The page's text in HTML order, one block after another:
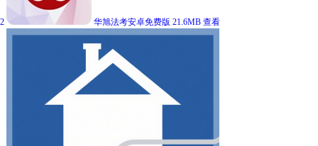
2 华旭法考安卓免费版 21.6MB 查看